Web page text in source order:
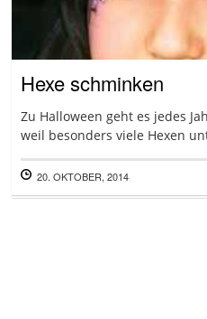
Hexe schminken
Zu Halloween geht es jedes
weil besonders viele Hexen
20. OKTOBER, 2014